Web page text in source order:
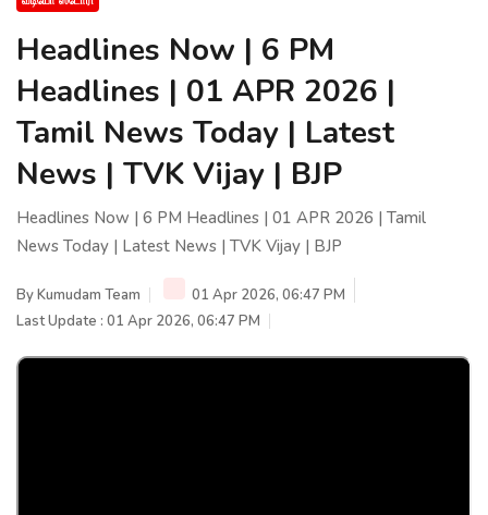
Headlines Now | 6 PM
Headlines | 01 APR 2026 |
Tamil News Today | Latest
News | TVK Vijay | BJP
Headlines Now | 6 PM Headlines | 01 APR 2026 | Tamil
News Today | Latest News | TVK Vijay | BJP
ByKumudam Team
01 Apr 2026, 06:47 PM
Last Update : 01 Apr 2026, 06:47 PM